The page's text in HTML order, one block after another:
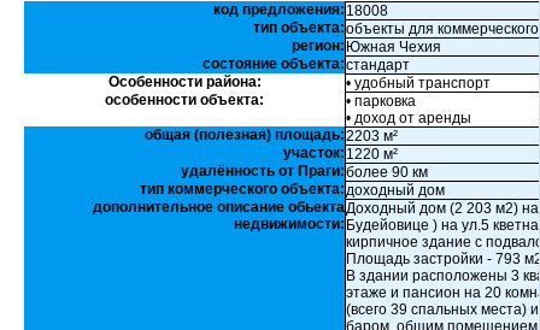
код предложения: 18008
тип объекта:объекты для
регион: Южная Чехия
состояние объекта:стандарт
Особенности района:
• удобный транспорт
особенности объекта:
• парковка
• доход от аренды
общая (полезная) площадь:2203 м²
участок: 1220 м²
удалённость от Праги:более 90 км
тип коммерческого объекта:доходный дом
дополнительное описание обьекта
недвижимости:
Доходный дом (2 203 м2)
Будейовице ) на ул.5
кирпичное здание с
Площадь застройки - 793
В здании расположены 3
этаже и пансион на 20
(всего 39 спальных места)
баром, общим помещением